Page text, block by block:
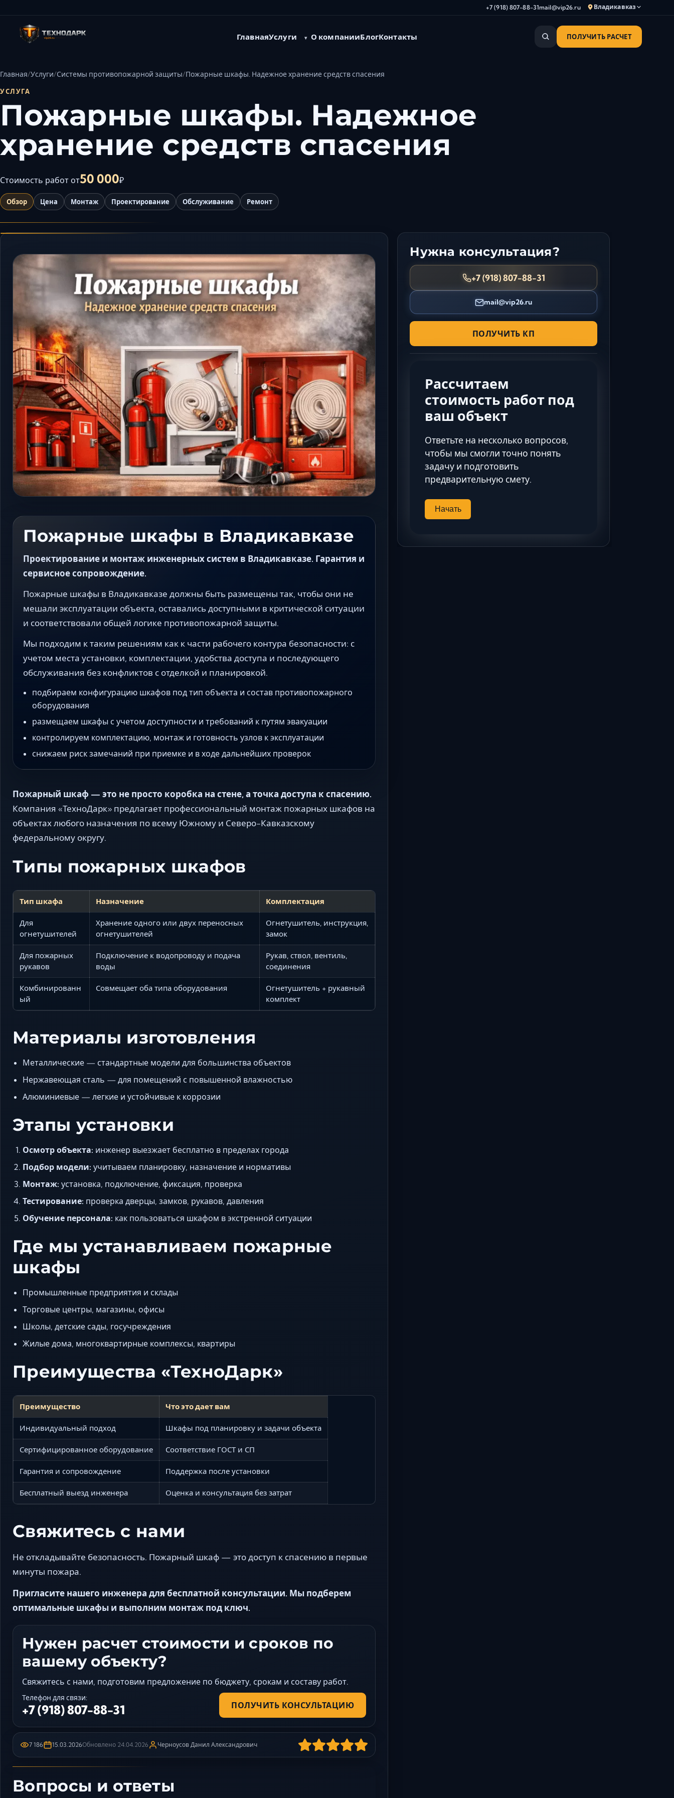
+7 (918) 807-88-31mail@vip26.ru Владикавказ
Керчь
Кисловодск
Магас
Майкоп
Минеральные Воды
Севастополь
Сочи
Ставрополь
ГлавнаяУслуги О компанииБлогКонтакты ПОЛУЧИТЬ РАСЧЕТ
Главная Услуги Системы противопожарной защиты Пожарные шкафы. Надежное хранение средств спасения
УСЛУГА
Пожарные шкафы. Надежное
хранение средств спасения
Стоимость работ от50 000₽
Обзор Цена Монтаж Проектирование Обслуживание Ремонт
Пожарные шкафы в Владикавказе
Проектирование и монтаж инженерных систем в Владикавказе. Гарантия и
сервисное сопровождение.
Пожарные шкафы в Владикавказе должны быть размещены так, чтобы они не
мешали эксплуатации объекта, оставались доступными в критической ситуации
и соответствовали общей логике противопожарной защиты.
Мы подходим к таким решениям как к части рабочего контура безопасности: с
учетом места установки, комплектации, удобства доступа и последующего
обслуживания без конфликтов с отделкой и планировкой.
подбираем конфигурацию шкафов под тип объекта и состав противопожарного
оборудования
размещаем шкафы с учетом доступности и требований к путям эвакуации
контролируем комплектацию, монтаж и готовность узлов к эксплуатации
снижаем риск замечаний при приемке и в ходе дальнейших проверок
Пожарный шкаф — это не просто коробка на стене, а точка доступа к спасению.
Компания «ТехноДарк» предлагает профессиональный монтаж пожарных шкафов на
объектах любого назначения по всему Южному и Северо-Кавказскому
федеральному округу.
Типы пожарных шкафов
Тип шкафа Назначение Комплектация
Для
огнетушителей
Хранение одного или двух переносных
огнетушителей
Огнетушитель, инструкция,
замок
Для пожарных
рукавов
Подключение к водопроводу и подача
воды
Рукав, ствол, вентиль,
соединения
Комбинированн
ый
Совмещает оба типа оборудования
Огнетушитель + рукавный
комплект
Материалы изготовления
Металлические — стандартные модели для большинства объектов
Нержавеющая сталь — для помещений с повышенной влажностью
Алюминиевые — легкие и устойчивые к коррозии
Этапы установки
Осмотр объекта: инженер выезжает бесплатно в пределах города
Подбор модели: учитываем планировку, назначение и нормативы
Монтаж: установка, подключение, фиксация, проверка
Тестирование: проверка дверцы, замков, рукавов, давления
Обучение персонала: как пользоваться шкафом в экстренной ситуации
Где мы устанавливаем пожарные
шкафы
Промышленные предприятия и склады
Торговые центры, магазины, офисы
Школы, детские сады, госучреждения
Жилые дома, многоквартирные комплексы, квартиры
Преимущества «ТехноДарк»
Преимущество Что это дает вам
Индивидуальный подход Шкафы под планировку и задачи объекта
Сертифицированное оборудование Соответствие ГОСТ и СП
Гарантия и сопровождение Поддержка после установки
Бесплатный выезд инженера Оценка и консультация без затрат
Свяжитесь с нами
Не откладывайте безопасность. Пожарный шкаф — это доступ к спасению в первые
минуты пожара.
Пригласите нашего инженера для бесплатной консультации. Мы подберем
оптимальные шкафы и выполним монтаж под ключ.
Нужен расчет стоимости и сроков по
вашему объекту?
Свяжитесь с нами, подготовим предложение по бюджету, срокам и составу работ.
Телефон для связи:
+7 (918) 807-88-31 ПОЛУЧИТЬ КОНСУЛЬТАЦИЮ
7 186 15.03.2026Обновлено 24.04.2026 Черноусов Данил Александрович
Вопросы и ответы
Нужна консультация?
+7 (918) 807-88-31
mail@vip26.ru
ПОЛУЧИТЬ КП
Рассчитаем
стоимость работ под
ваш объект
Ответьте на несколько вопросов,
чтобы мы смогли точно понять
задачу и подготовить
предварительную смету.
Начать